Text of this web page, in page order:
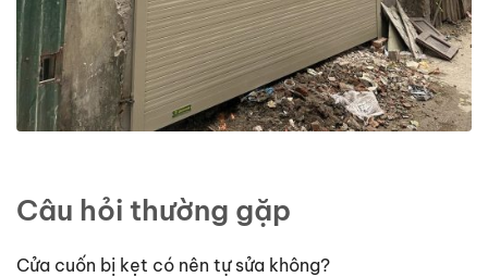
Câu hỏi thường gặp
Cửa cuốn bị kẹt có nên tự sửa không?